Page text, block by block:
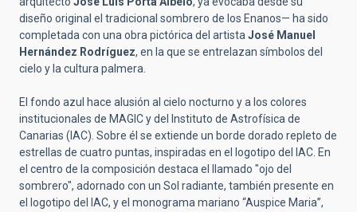
diseño original el tradicional sombrero de los Enanos— ha sido
completada con una obra pictórica del artistaJosé Manuel
Hernández Rodríguez, en la que se entrelazan símbolos del
cielo y la cultura palmera.
El fondo azul hace alusión al cielo nocturno y a los colores
institucionales de MAGIC y del Instituto de Astrofísica de
Canarias (IAC). Sobre él se extiende un borde dorado repleto de
estrellas de cuatro puntas, inspiradas en el logotipo del IAC. En
el centro de la composición destaca el llamado "ojo del
sombrero", adornado con un Sol radiante, también presente en
el logotipo del IAC, y el monograma mariano “Auspice Maria”,